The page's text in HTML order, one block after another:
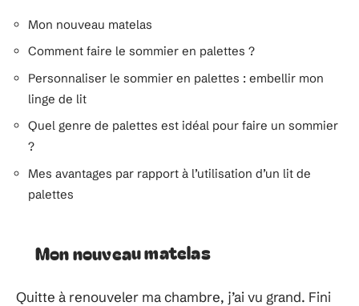
Mon nouveau matelas
Comment faire le sommier en palettes ?
Personnaliser le sommier en palettes : embellir mon
linge de lit
Quel genre de palettes est idéal pour faire un sommier
?
Mes avantages par rapport à l’utilisation d’un lit de
palettes
Mon nouveau matelas
Quitte à renouveler ma chambre, j’ai vu grand. Fini